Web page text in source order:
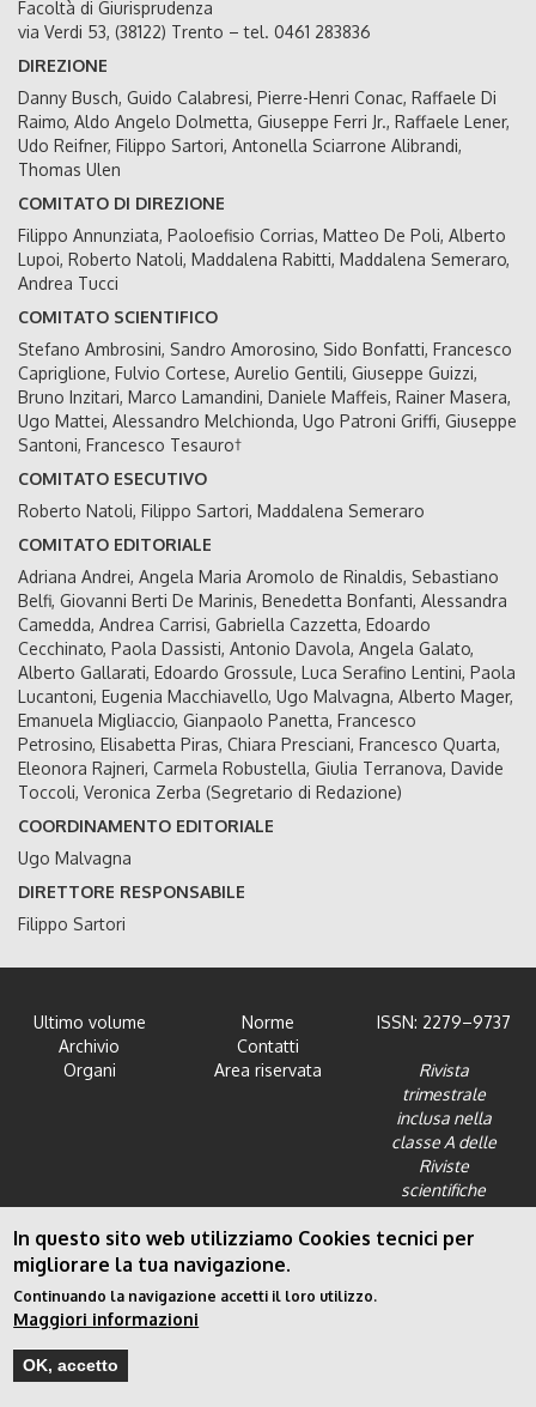
Facoltà di Giurisprudenza
via Verdi 53, (38122) Trento – tel. 0461 283836
DIREZIONE
Danny Busch, Guido Calabresi, Pierre-Henri Conac, Raffaele Di
Raimo, Aldo Angelo Dolmetta, Giuseppe Ferri Jr., Raffaele Lener,
Udo Reifner, Filippo Sartori, Antonella Sciarrone Alibrandi,
Thomas Ulen
COMITATO DI DIREZIONE
Filippo Annunziata, Paoloefisio Corrias, Matteo De Poli, Alberto
Lupoi, Roberto Natoli, Maddalena Rabitti, Maddalena Semeraro,
Andrea Tucci
COMITATO SCIENTIFICO
Stefano Ambrosini, Sandro Amorosino, Sido Bonfatti, Francesco
Capriglione, Fulvio Cortese, Aurelio Gentili, Giuseppe Guizzi,
Bruno Inzitari, Marco Lamandini, Daniele Maffeis, Rainer Masera,
Ugo Mattei, Alessandro Melchionda, Ugo Patroni Griffi, Giuseppe
Santoni, Francesco Tesauro†
COMITATO ESECUTIVO
Roberto Natoli, Filippo Sartori, Maddalena Semeraro
COMITATO EDITORIALE
Adriana Andrei, Angela Maria Aromolo de Rinaldis, Sebastiano
Belfi, Giovanni Berti De Marinis, Benedetta Bonfanti, Alessandra
Camedda, Andrea Carrisi, Gabriella Cazzetta, Edoardo
Cecchinato, Paola Dassisti, Antonio Davola, Angela Galato,
Alberto Gallarati, Edoardo Grossule, Luca Serafino Lentini, Paola
Lucantoni, Eugenia Macchiavello, Ugo Malvagna, Alberto Mager,
Emanuela Migliaccio, Gianpaolo Panetta, Francesco
Petrosino, Elisabetta Piras, Chiara Presciani, Francesco Quarta,
Eleonora Rajneri, Carmela Robustella, Giulia Terranova, Davide
Toccoli, Veronica Zerba (Segretario di Redazione)
COORDINAMENTO EDITORIALE
Ugo Malvagna
DIRETTORE RESPONSABILE
Filippo Sartori
Ultimo volume
Archivio
Organi
Norme
Contatti
Area riservata
ISSN: 2279–9737
Rivista
trimestrale
inclusa nella
classe A delle
Riviste
scientifiche
dell'Area 12 -
Scienze giuridiche
Privacy Policy
In questo sito web utilizziamo Cookies tecnici per
migliorare la tua navigazione.
Continuando la navigazione accetti il loro utilizzo.
Maggiori informazioni
OK, accetto